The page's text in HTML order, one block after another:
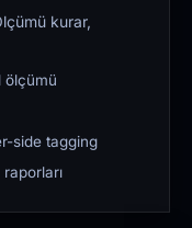
kurar,
ölçümü
side tagging